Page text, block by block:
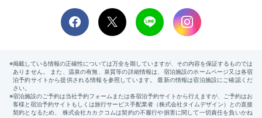
2日目